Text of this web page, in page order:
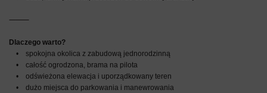
⸻
Dlaczego warto?
• spokojna okolica z zabudową jednorodzinną
• całość ogrodzona, brama na pilota
• odświeżona elewacja i uporządkowany teren
• dużo miejsca do parkowania i manewrowania